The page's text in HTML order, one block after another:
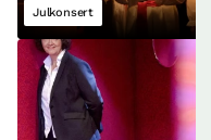
Julkonsert